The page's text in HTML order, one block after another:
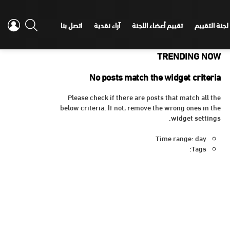
التقييم تقييم أعضاء اللجنة آراء نقدية اتصل بنا SEARCH
TRENDING NOW
No posts match the widget criteria
Please check if there are posts that match all the
below criteria. If not, remove the wrong ones in the
widget settings.
Time range: day
Tags: